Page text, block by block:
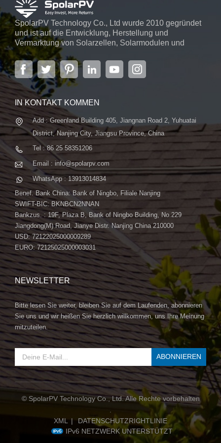
SpolarPV Technology Co., Ltd wurde 2010 gegründet
und ist auf die Entwicklung, Herstellung und
Vermarktung von Solarzellen, Solarmodulen und
Solarstromsystemen spezialisiert. Das Unternehmen
mit Sitz in der Hauptstadt der Provinz Jiangsu,
Nanjing, erstreckt sich über 6.000 m² und verfügt über
fortschrittliche automatische ...
IN KONTAKT KOMMEN
Add : Greenland Building 405, Jiangnan Road 2, Yuhuatai
District, Nanjing City, Jiangsu Province, China
Tel : 86 25 58351206
Email : info@spolarpv.com
WhatsApp : 13913014834
Benef. Bank China: Bank of Ningbo, Filiale Nanjing
SWIFT-BIC: BKNBCN2NNAN
Bankzus. : 19F, Plaza B, Bank of Ningbo Building, No.229
Jiangdong(M) Road, Jianye Distr. Nanjing China 210000
USD: 72122025000009289
EURO: 72125025000003031
NEWSLETTER
Bitte lesen Sie weiter, bleiben Sie auf dem Laufenden, abonnieren
Sie uns und wir heißen Sie herzlich willkommen, uns Ihre Meinung
mitzuteilen.
© SpolarPV Technology Co., Ltd. Alle Rechte vorbehalten
XML
|
DATENSCHUTZRICHTLINIE
IPv6 NETZWERK UNTERSTÜTZT